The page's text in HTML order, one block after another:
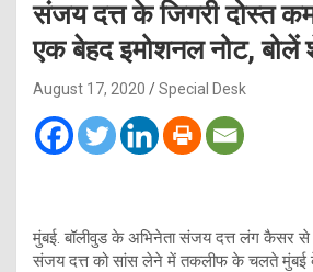
संजय दत्त के जिगरी दोस्त
एक बेहद इमोशनल नोट, बोलें
August 17, 2020 Special Desk
मुंबई. बॉलीवुड के अभिनेता संजय दत्त लंग कैसर से
संजय दत्त को सांस लेने में तकलीफ के चलते मुंबई